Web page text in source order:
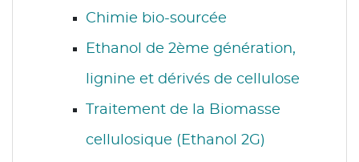
Chimie bio-sourcée
Ethanol de 2ème génération,
lignine et dérivés de cellulose
Traitement de la Biomasse
cellulosique (Ethanol 2G)